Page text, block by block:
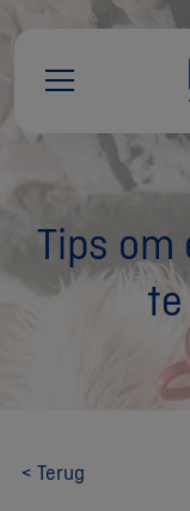
Tips
< Terug